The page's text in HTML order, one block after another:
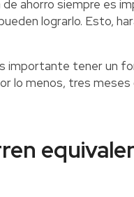
ahorro siempre es
lograrlo. Esto,
importante tener un
lo menos, tres